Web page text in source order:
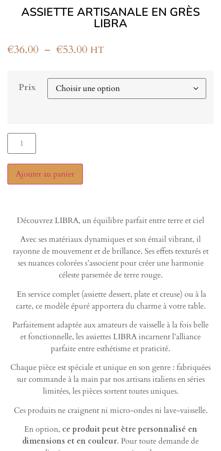
ASSIETTE ARTISANALE EN GRÈS
LIBRA
€36.00 – €53.00 HT
Prix
Ajouter au panier
Découvrez LIBRA, un équilibre parfait entre terre et ciel
Avec ses matériaux dynamiques et son émail vibrant, il
rayonne de mouvement et de brillance. Ses effets texturés et
ses nuances colorées s’associent pour créer une harmonie
céleste parsemée de terre rouge.
En service complet (assiette dessert, plate et creuse) ou à la
carte, ce modèle épuré apportera du charme à votre table.
Parfaitement adaptée aux amateurs de vaisselle à la fois belle
et fonctionnelle, les assiettes LIBRA incarnent l’alliance
parfaite entre esthétisme et praticité.
Chaque pièce est spéciale et unique en son genre : fabriquées
sur commande à la main par nos artisans italiens en séries
limitées, les pièces sortent toutes uniques.
Ces produits ne craignent ni micro-ondes ni lave-vaisselle.
En option, ce produit peut être personnalisé en
dimensions et en couleur. Pour toute demande de